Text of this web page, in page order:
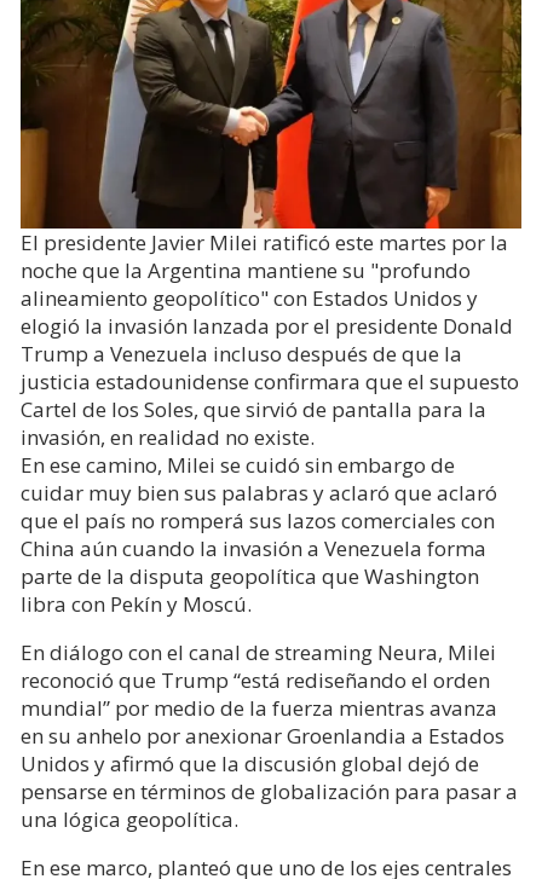
El presidente Javier Milei ratificó este martes por la
noche que la Argentina mantiene su "profundo
alineamiento geopolítico" con Estados Unidos y
elogió la invasión lanzada por el presidente Donald
Trump a Venezuela incluso después de que la
justicia estadounidense confirmara que el supuesto
Cartel de los Soles, que sirvió de pantalla para la
invasión, en realidad no existe.
En ese camino, Milei se cuidó sin embargo de
cuidar muy bien sus palabras y aclaró que aclaró
que el país no romperá sus lazos comerciales con
China aún cuando la invasión a Venezuela forma
parte de la disputa geopolítica que Washington
libra con Pekín y Moscú.
En diálogo con el canal de streaming Neura, Milei
reconoció que Trump “está rediseñando el orden
mundial” por medio de la fuerza mientras avanza
en su anhelo por anexionar Groenlandia a Estados
Unidos y afirmó que la discusión global dejó de
pensarse en términos de globalización para pasar a
una lógica geopolítica.
En ese marco, planteó que uno de los ejes centrales